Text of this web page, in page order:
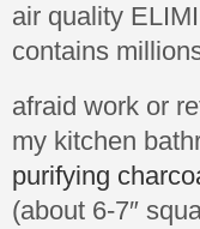
air quality
contains
afraid work or
my kitchen
purifying
(about 6-7″